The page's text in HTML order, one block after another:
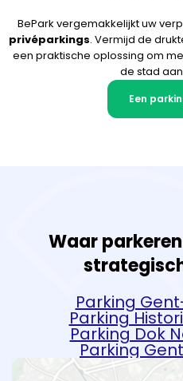
BePark vergemakkelijkt uw
privéparkings. Vermijd de
een praktische oplossing om
de stad
Een
Waar
Parking
Parking
Parking Dok
Parking